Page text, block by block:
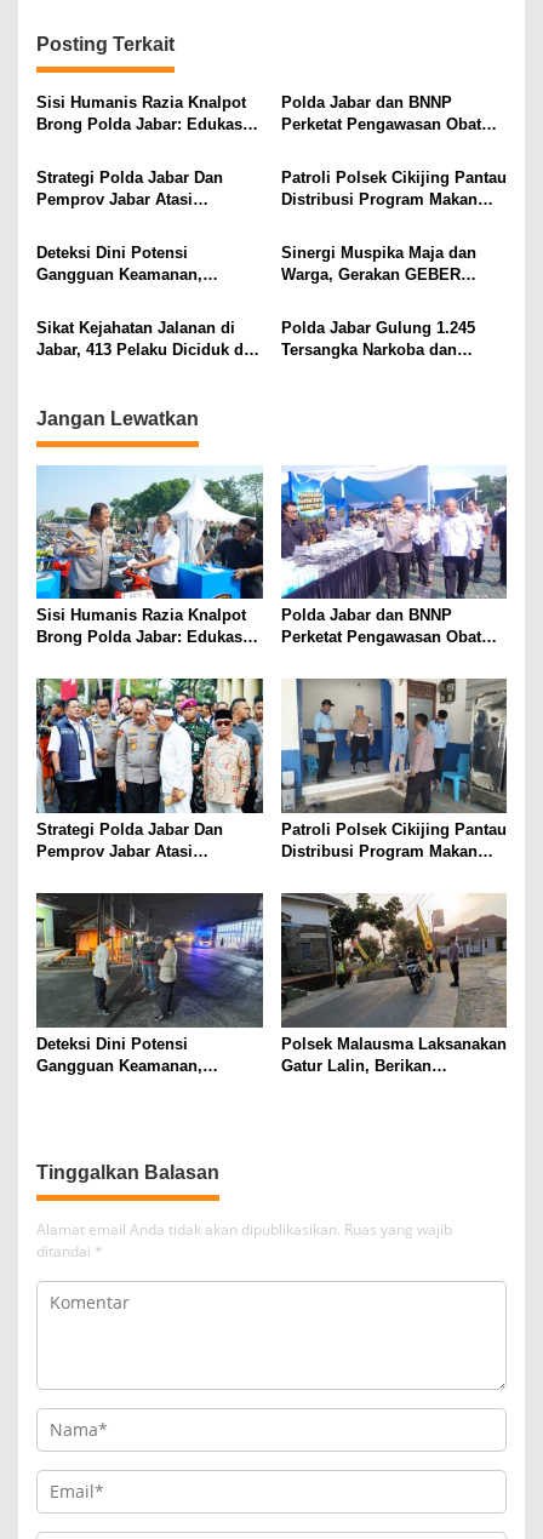
Posting Terkait
Sisi Humanis Razia Knalpot
Brong Polda Jabar: Edukasi
Knalpot Sukarela
Polda Jabar dan BNNP
Perketat Pengawasan Obat
Targetkan Jaringan Lintas
Provinsi
Strategi Polda Jabar Dan
Pemprov Jabar Atasi
Patroli Polsek Cikijing Pantau
Distribusi Program Makan
Sindangpanji
Deteksi Dini Potensi
Gangguan Keamanan,
Cikijing Laksanakan Patroli
Malam dan Beri Himbauan
Kepada Warga
Sinergi Muspika Maja dan
Warga, Gerakan GEBER
Sikat Kejahatan Jalanan di
Jabar, 413 Pelaku Diciduk dan
Polda Jabar Gulung 1.245
Tersangka Narkoba dan
Jangan Lewatkan
Sisi Humanis Razia Knalpot
Brong Polda Jabar: Edukasi
Knalpot Sukarela
Polda Jabar dan BNNP
Perketat Pengawasan Obat
Targetkan Jaringan Lintas
Provinsi
Strategi Polda Jabar Dan
Pemprov Jabar Atasi
Patroli Polsek Cikijing Pantau
Distribusi Program Makan
Sindangpanji
Deteksi Dini Potensi
Gangguan Keamanan,
Polsek Malausma Laksanakan
Gatur Lalin, Berikan
Tinggalkan Balasan
Alamat email Anda tidak akan dipublikasikan. Ruas yang wajib
ditandai *